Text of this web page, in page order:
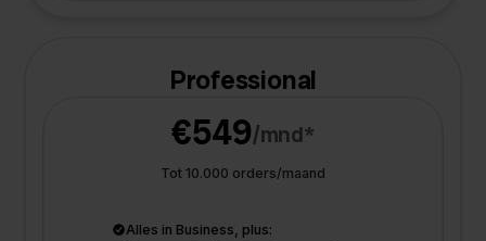
Professional
€549/mnd*
Tot 10.000 orders/maand
Alles in Business, plus: